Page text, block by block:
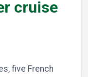
cruise
five French